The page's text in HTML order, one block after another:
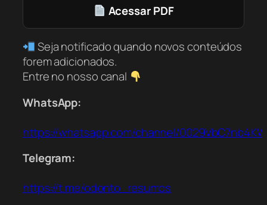
Acessar PDF
Seja notificado quando novos conteúdos
forem adicionados.
Entre no nosso canal
WhatsApp:
https://whatsapp.com/channel/
Telegram:
https://t.me/odonto_resumos